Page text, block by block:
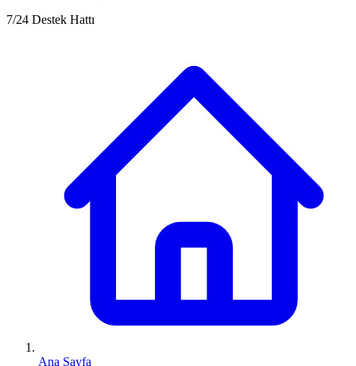
7/24 Destek Hattı
Ana Sayfa